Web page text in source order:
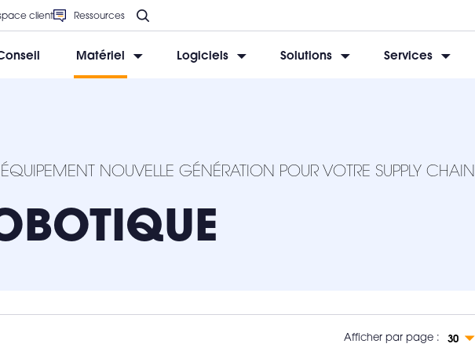
client Ressources
Matériel Logiciels Solutions Services
NOUVELLE GÉNÉRATION POUR VOTRE SUPPLY CHAIN
Afficher par page :